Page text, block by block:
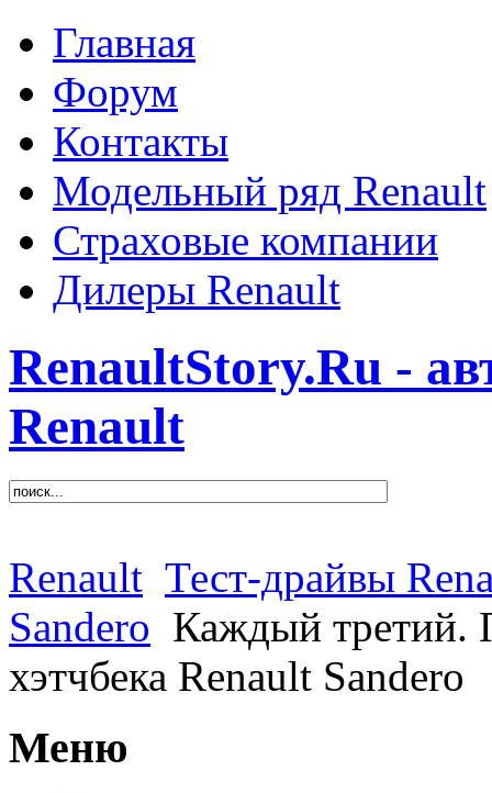
Главная
Форум
Контакты
Модельный ряд Renault
Страховые компании
Дилеры Renault
RenaultStory.Ru -
Renault
Renault Тест-драйвы
Sandero Каждый третий.
хэтчбека Renault Sandero
Меню